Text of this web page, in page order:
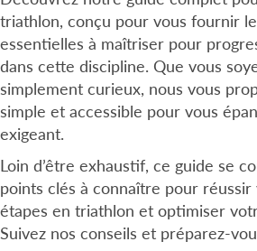
triathlon, conçu pour vous fournir
essentielles à maîtriser pour
dans cette discipline. Que vous
simplement curieux, nous vous
simple et accessible pour vous
exigeant.
Loin d’être exhaustif, ce guide se
points clés à connaître pour
étapes en triathlon et optimiser
Suivez nos conseils et préparez-